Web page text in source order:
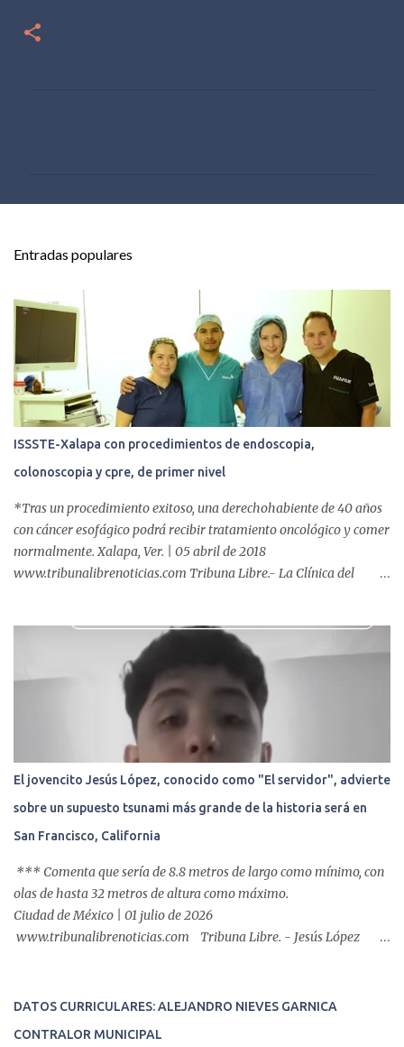
s
Entradas populares
ISSSTE-Xalapa con procedimientos de endoscopia,
colonoscopia y cpre, de primer nivel
*Tras un procedimiento exitoso, una derechohabiente de 40 años
con cáncer esofágico podrá recibir tratamiento oncológico y comer
normalmente. Xalapa, Ver. | 05 abril de 2018
www.tribunalibrenoticias.com Tribuna Libre.- La Clínica del
incluyen endoscopia, colonoscopia y colangiopancreatografía
retrógrada endoscópica (CPRE), con equipo de alta tecnología de
videoendoscopia gástrica y con especialistas certificados. Además
se cuenta con endoscopios de última tecnología que permiten
diagnósticos con mayor certeza y sin dolor para el paciente, a
través de la atención de un equipo de profesionales
multidisciplinario: tres endoscopistas, anestesiólogo y personal
auxiliar y de enfermería. En esta semana, se realizó un nuevo caso
de éxito, pues a través de la colocación de un stent metálico
esofágico, una derechohabiente con un tumor en el ...
El jovencito Jesús López, conocido como "El servidor", advierte
sobre un supuesto tsunami más grande de la historia será en
San Francisco, California
*** Comenta que sería de 8.8 metros de largo como mínimo, con
olas de hasta 32 metros de altura como máximo.
Ciudad de México | 01 julio de 2026
www.tribunalibrenoticias.com Tribuna Libre. - Jesús López
terremotos gemelos que azotaron a Venezuela que suma
DATOS CURRICULARES: ALEJANDRO NIEVES GARNICA
CONTRALOR MUNICIPAL